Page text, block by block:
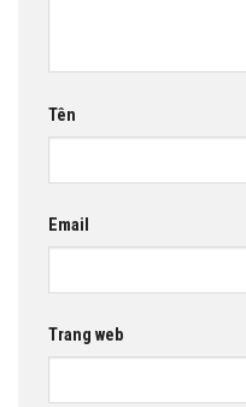
Tên
Email
Trang web